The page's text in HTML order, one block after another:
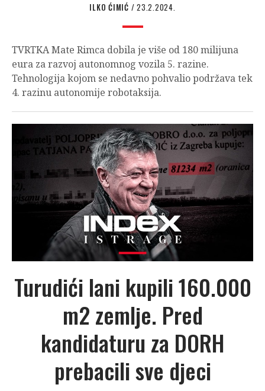
ILKO ĆIMIĆ / 23.2.2024.
TVRTKA Mate Rimca dobila je više od 180 milijuna
eura za razvoj autonomnog vozila 5. razine.
Tehnologija kojom se nedavno pohvalio podržava tek
4. razinu autonomije robotaksija.
Turudići lani kupili 160.000
m2 zemlje. Pred
kandidaturu za DORH
prebacili sve djeci